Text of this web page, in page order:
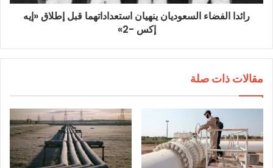
رائدا الفضاء السعوديان ينهيان استعداداتهما قبل إطلاق «إيه
إكس -2»
مقالات ذات صلة